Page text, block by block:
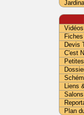
Devis
C'est
Liens
Plan